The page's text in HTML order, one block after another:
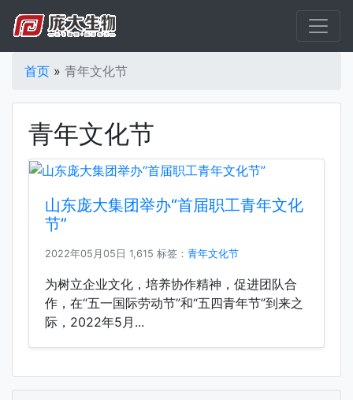
首页 » 青年文化节
青年文化节
山东庞大集团举办“首届职工青年文化
节”
2022年05月05日 1,615 标签： 青年文化节
为树立企业文化，培养协作精神，促进团队合
作，在“五一国际劳动节”和“五四青年节”到来之
际，2022年5月...